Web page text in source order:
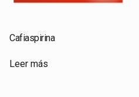
Cafiaspirina
Leer más